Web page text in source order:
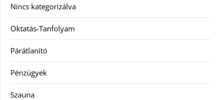
Nincs kategorizálva
Oktatás-Tanfolyam
Párátlanító
Pénzügyek
Szauna